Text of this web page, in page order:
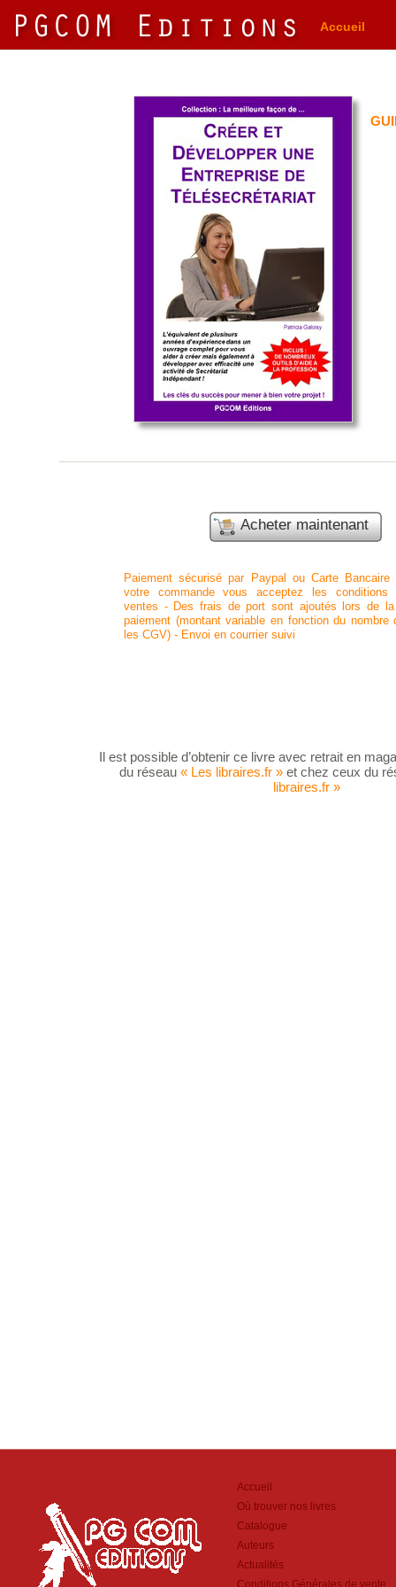
Accueil
Accueil
Où trouver nos livres
Catalogue
Auteurs
Actualités
Conditions Générales de vente
Il est possible d’obtenir ce livre avec retrait en
du réseau « Les libraires.fr » et chez ceux du
libraires.fr»
Acheter maintenant
Paiement sécurisé par Paypal ou Carte Bancaire
votre commande vous acceptez les conditions
ventes -Des frais de port sont ajoutés lors de la
paiement (montant variable en fonction du nombre
les CGV) - Envoi en courrier suivi